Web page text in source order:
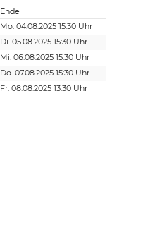
Ende
Mo. 04.08.2025 15:30 Uhr
Di. 05.08.2025 15:30 Uhr
Mi. 06.08.2025 15:30 Uhr
Do. 07.08.2025 15:30 Uhr
Fr. 08.08.2025 13:30 Uhr